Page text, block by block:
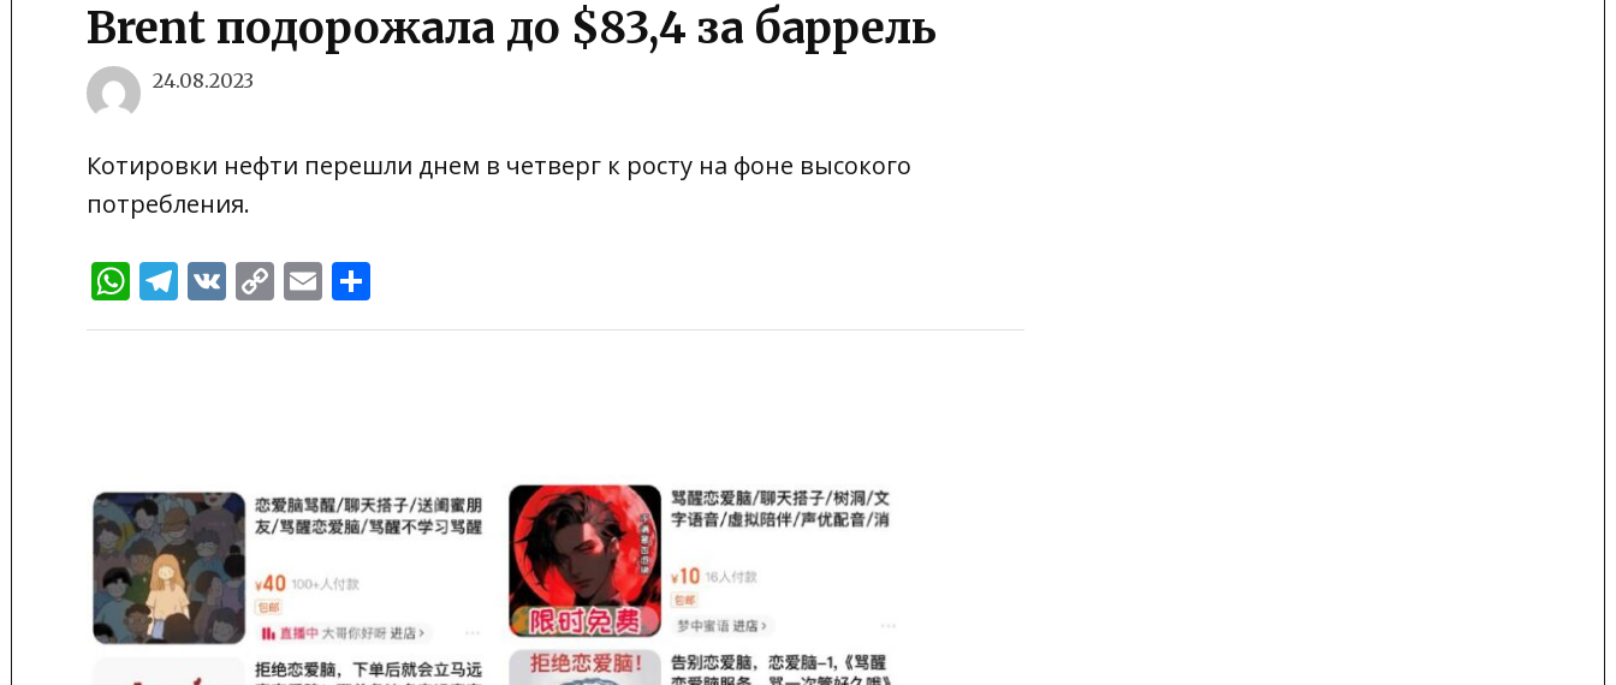
Brent подорожала до $83,4 за баррель
24.08.2023
Котировки нефти перешли днем в четверг к росту на фоне высокого
потребления.
WhatsApp
Telegram
VK Copy
Link
Email